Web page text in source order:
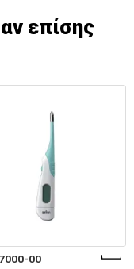
επίσης
00